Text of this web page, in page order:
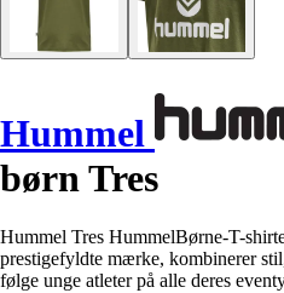
Hummel
børn Tres
Hummel Tres HummelBørne-T-
prestigefyldte mærke, kombinerer
følge unge atleter på alle deres